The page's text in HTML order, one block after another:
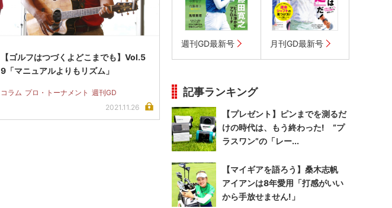
【ゴルフはつづくよどこまでも】Vol.5
9「マニュアルよりもリズム」
コラム プロ・トーナメント 週刊GD
2021.11.26
週刊GD最新号 月刊GD最新号
記事ランキング
【プレゼント】ピンまでを測るだ
けの時代は、もう終わった! “プ
ラスワン”の「レー...
【マイギアを語ろう】桑木志帆
アイアンは8年愛用「打感がいい
から手放せません!」